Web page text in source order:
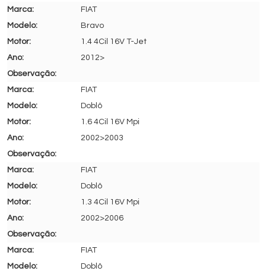
FIAT
Bravo
1.4 4Cil 16V T-Jet
2012>
FIAT
Doblô
1.6 4Cil 16V Mpi
2002>2003
FIAT
Doblô
1.3 4Cil 16V Mpi
2002>2006
FIAT
Doblô